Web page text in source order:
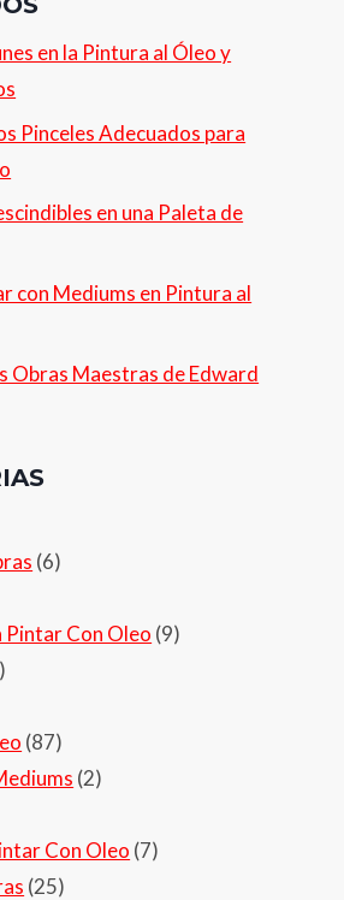
en la Pintura al Óleo y
Pinceles Adecuados para
en una Paleta de
con Mediums en Pintura al
Obras Maestras de Edward
(6)
Con Oleo (9)
(87)
(2)
Con Oleo (7)
(25)